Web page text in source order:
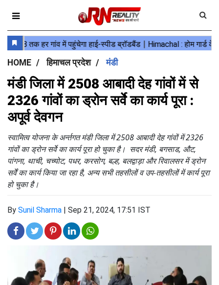
HOME हिमाचल प्रदेश मंडी
मंडी जिला में 2508 आबादी देह गांवों में से
2326 गांवों का ड्रोन सर्वे का कार्य पूरा :
अपूर्व देवगन
स्वामित्व योजना के अर्न्तगत मंडी जिला में 2508 आबादी देह गांवों में 2326
गांवों का ड्रोन सर्वे का कार्य पूरा हो चुका है। सदर मंडी, बगसाड, औट,
पांगना, थाची, चच्योट, पधर, करसोग, बल्ह, बलद्वाड़ा और रिवालसर में ड्रोन
सर्वें का कार्य किया जा रहा है, अन्य सभी तहसीलों व उप-तहसीलों में कार्य पूरा
हो चुका है।
By Sunil Sharma | Sep 21, 2024, 17:51 IST